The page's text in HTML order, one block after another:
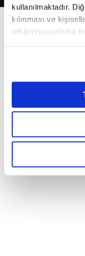
kullanılmaktadır.
kılınması ve
reklam/pazarlama
belirleyebilirsiniz.
Ayarlar butonuna
Metnimizi ziyaret
6698 sayılı Kişisel
okumak ve sitemizi
gerçekleştirilen veri
detaylı bilgi almak